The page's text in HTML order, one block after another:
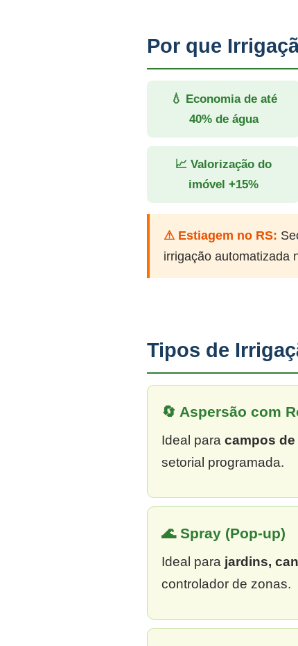
Por que
💧 Economia de até
40% de água
📈 Valorização do
imóvel +15%
⚠ Estiagem no RS:
irrigação automatizada
Tipos de
🔄 Aspersão com
Ideal para campos
setorial programada.
🌊 Spray (Pop-up)
Ideal para jardins,
controlador de zonas.